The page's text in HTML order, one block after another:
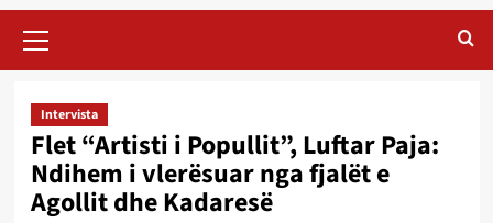
Menu
Intervista
Flet “Artisti i Popullit”, Luftar Paja:
Ndihem i vlerësuar nga fjalët e
Agollit dhe Kadaresë